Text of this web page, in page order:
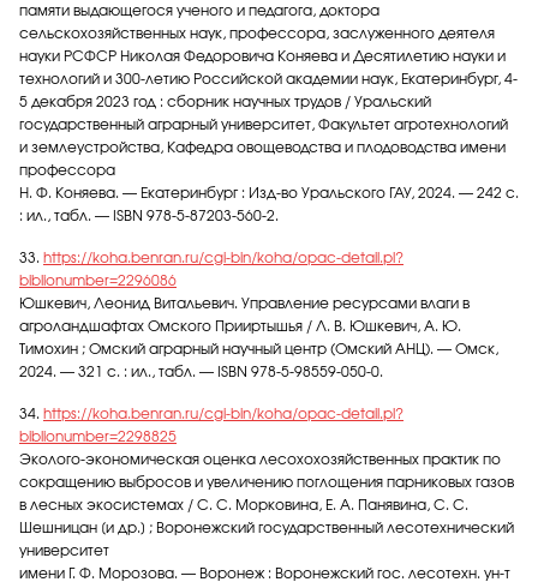
памяти выдающегося ученого и педагога, доктора
сельскохозяйственных наук, профессора, заслуженного деятеля
науки РСФСР Николая Федоровича Коняева и Десятилетию науки и
технологий и 300-летию Российской академии наук, Екатеринбург, 4-
5 декабря 2023 год : сборник научных трудов / Уральский
государственный аграрный университет, Факультет агротехнологий
и землеустройства, Кафедра овощеводства и плодоводства имени
профессора
Н. Ф. Коняева. — Екатеринбург : Изд-во Уральского ГАУ, 2024. — 242 с.
: ил., табл. — ISBN 978-5-87203-560-2.
33. https://koha.benran.ru/cgi-bin/koha/opac-detail.pl?
biblionumber=2296086
Юшкевич, Леонид Витальевич. Управление ресурсами влаги в
агроландшафтах Омского Прииртышья / Л. В. Юшкевич, А. Ю.
Тимохин ; Омский аграрный научный центр (Омский АНЦ). — Омск,
2024. — 321 с. : ил., табл. — ISBN 978-5-98559-050-0.
34. https://koha.benran.ru/cgi-bin/koha/opac-detail.pl?
biblionumber=2298825
Эколого-экономическая оценка лесохохозяйственных практик по
сокращению выбросов и увеличению поглощения парниковых газов
в лесных экосистемах / С. С. Морковина, Е. А. Панявина, С. С.
Шешницан [и др.] ; Воронежский государственный лесотехнический
университет
имени Г. Ф. Морозова. — Воронеж : Воронежский гос. лесотехн. ун-т